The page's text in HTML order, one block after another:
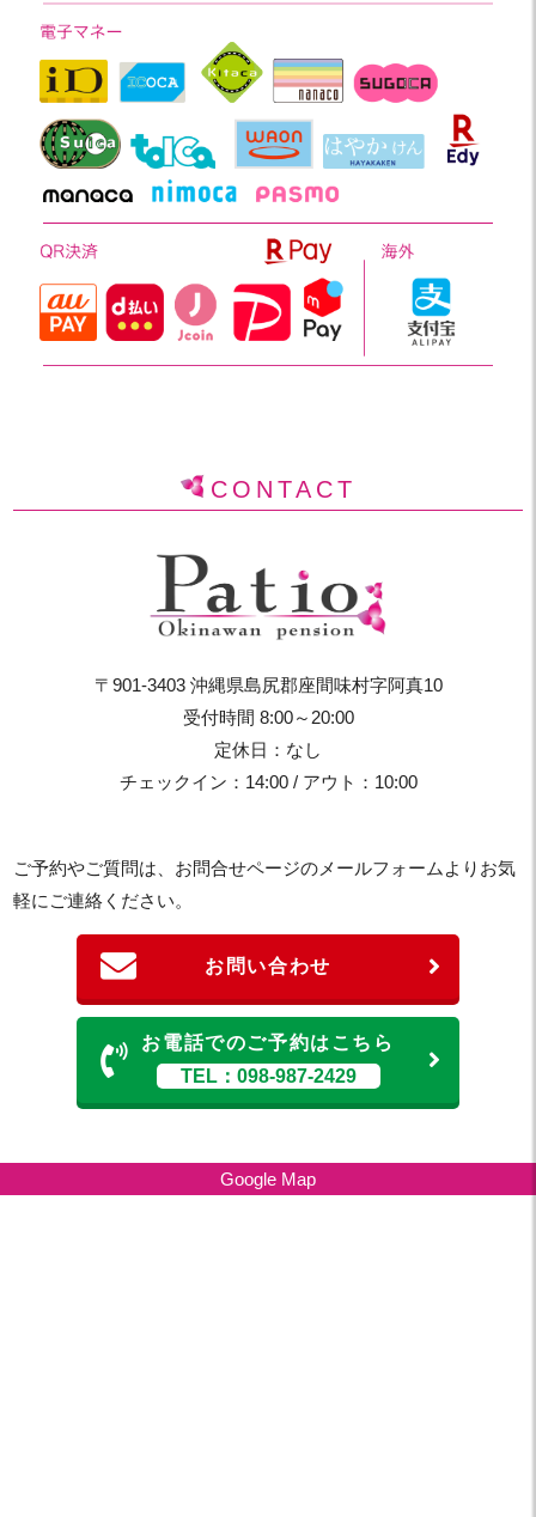
CONTACT
〒901-3403 沖縄県島尻郡座間味村字阿真10
受付時間 8:00～20:00
定休日：なし
チェックイン：14:00 / アウト：10:00
ご予約やご質問は、お問合せページのメールフォームよりお気
軽にご連絡ください。
お問い合わせ
お電話でのご予約はこちら
TEL：098-987-2429
Google Map